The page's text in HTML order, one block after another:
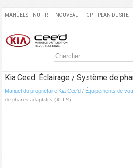
MANUELS NU RT NOUVEAU TOP PLAN DU SITE
Kia Ceed: Éclairage / Système de
Manuel du proprietaire Kia Cee'd / Équipements de
de phares adaptatifs (AFLS)